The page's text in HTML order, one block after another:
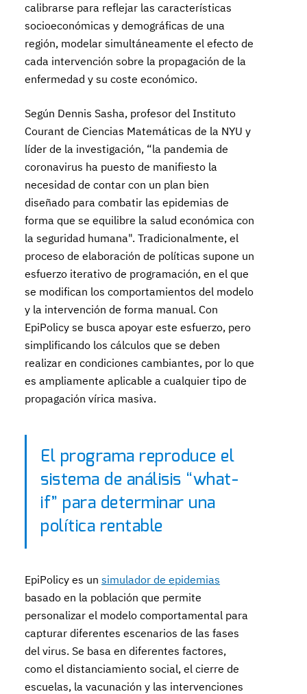
calibrarse para reflejar las características
socioeconómicas y demográficas de una
región, modelar simultáneamente el efecto de
cada intervención sobre la propagación de la
enfermedad y su coste económico.
Según Dennis Sasha, profesor del Instituto
Courant de Ciencias Matemáticas de la NYU y
líder de la investigación, “la pandemia de
coronavirus ha puesto de manifiesto la
necesidad de contar con un plan bien
diseñado para combatir las epidemias de
forma que se equilibre la salud económica con
la seguridad humana". Tradicionalmente, el
proceso de elaboración de políticas supone un
esfuerzo iterativo de programación, en el que
se modifican los comportamientos del modelo
y la intervención de forma manual. Con
EpiPolicy se busca apoyar este esfuerzo, pero
simplificando los cálculos que se deben
realizar en condiciones cambiantes, por lo que
es ampliamente aplicable a cualquier tipo de
propagación vírica masiva.
El programa reproduce el
sistema de análisis “what-
if” para determinar una
política rentable
EpiPolicy es unsimulador de epidemias
basado en la población que permite
personalizar el modelo comportamental para
capturar diferentes escenarios de las fases
del virus. Se basa en diferentes factores,
como el distanciamiento social, el cierre de
escuelas, la vacunación y las intervenciones